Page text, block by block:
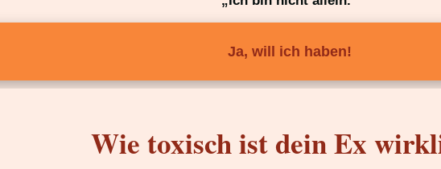
Ja, will ich haben!
Wie toxisch ist dein Ex